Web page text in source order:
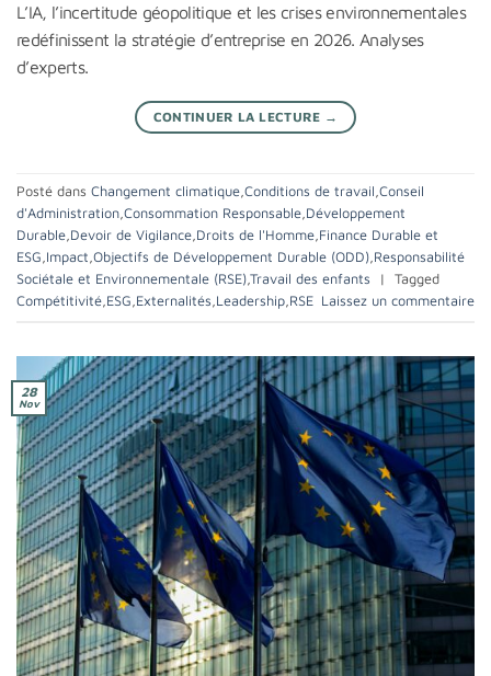
L’IA, l’incertitude géopolitique et les crises environnementales
redéfinissent la stratégie d’entreprise en 2026. Analyses
d’experts.
CONTINUER LA LECTURE →
Posté dans Changement climatique,Conditions de travail,Conseil
d'Administration,Consommation Responsable,Développement
Durable,Devoir de Vigilance,Droits de l'Homme,Finance Durable et
ESG,Impact,Objectifs de Développement Durable (ODD),Responsabilité
Sociétale et Environnementale (RSE),Travail des enfants |
Tagged
Compétitivité,ESG,Externalités,Leadership,RSE Laissez un commentaire
28
Nov